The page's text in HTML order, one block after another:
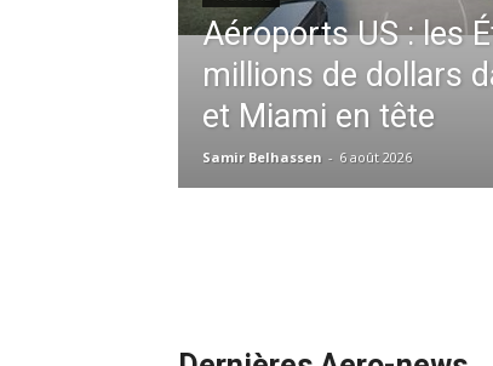
Météo
l’anticipation
redéfinit les
Samir Belhassen - 24 juillet 2026